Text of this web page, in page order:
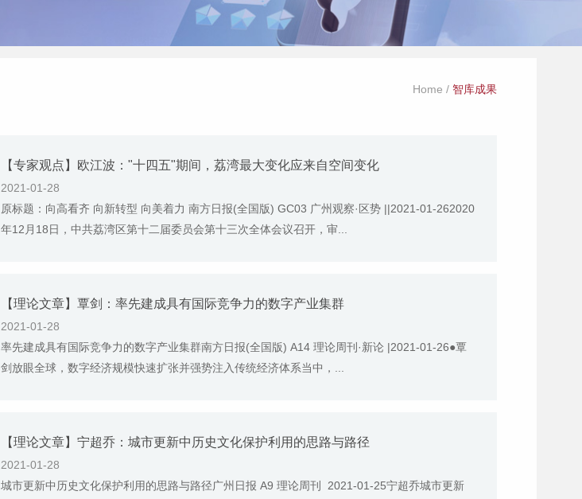
Home / 智库成果
【专家观点】欧江波："十四五"期间，荔湾最大变化应来自空间变化
2021-01-28
原标题：向高看齐 向新转型 向美着力 南方日报(全国版) GC03 广州观察·区势 ||2021-01-262020
年12月18日，中共荔湾区第十二届委员会第十三次全体会议召开，审...
【理论文章】覃剑：率先建成具有国际竞争力的数字产业集群
2021-01-28
率先建成具有国际竞争力的数字产业集群南方日报(全国版) A14 理论周刊·新论 |2021-01-26●覃
剑放眼全球，数字经济规模快速扩张并强势注入传统经济体系当中，...
【理论文章】宁超乔：城市更新中历史文化保护利用的思路与路径
2021-01-28
城市更新中历史文化保护利用的思路与路径广州日报 A9 理论周刊 2021-01-25宁超乔城市更新